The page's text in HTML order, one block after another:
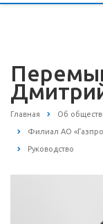
Главная Об
Филиал АО
Руководство